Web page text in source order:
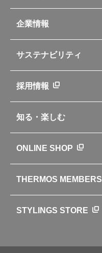
山専用ボトル
自転車専用ボトル
アパレル小物
業務用製品
新製品一覧
カタログ
イージースモーカーレシピ
レシピ本のご紹介
交換用部品の購入方法
部品の種類や販売状況を
よくあるご質問・お問い合
企業情報
企業理念
会社概要
ニュース
世界のサーモス
サーモスの歴史
サステナビリティ
採用情報
知る・楽しむ
クラブサーモス
WEBマガジン
お弁当にエールを込めて
ONLINE SHOP
THERMOS MEMBERS
STYLINGS STORE